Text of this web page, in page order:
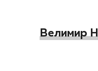
Велимир